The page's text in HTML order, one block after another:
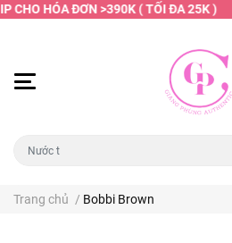
CHO HÓA ĐƠN >390K ( TỐI ĐA 25K )
Trang chủ / Bobbi Brown